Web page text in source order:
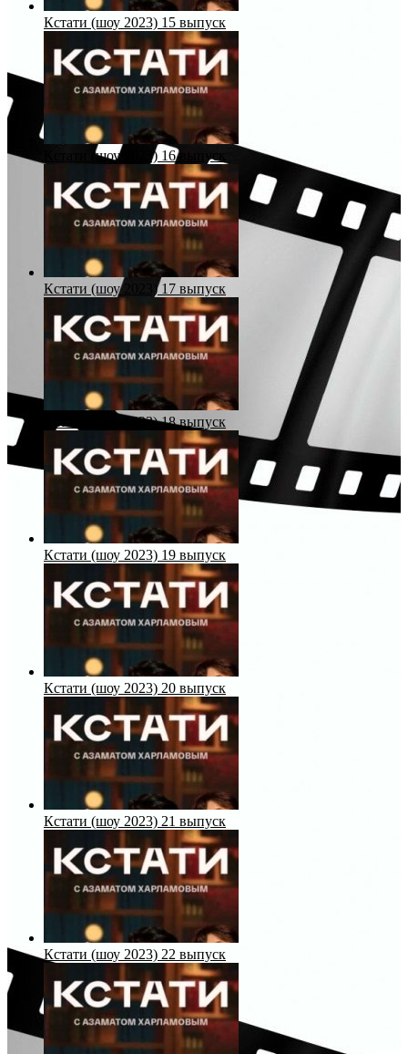
Кстати (шоу 2023) 15 выпуск
Кстати (шоу 2023) 16 выпуск
Кстати (шоу 2023) 17 выпуск
Кстати (шоу 2023) 18 выпуск
Кстати (шоу 2023) 19 выпуск
Кстати (шоу 2023) 20 выпуск
Кстати (шоу 2023) 21 выпуск
Кстати (шоу 2023) 22 выпуск